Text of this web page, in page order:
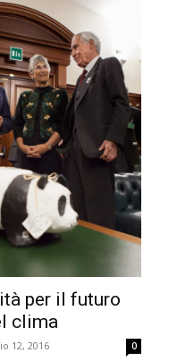
per il futuro
clima
12, 2016 0